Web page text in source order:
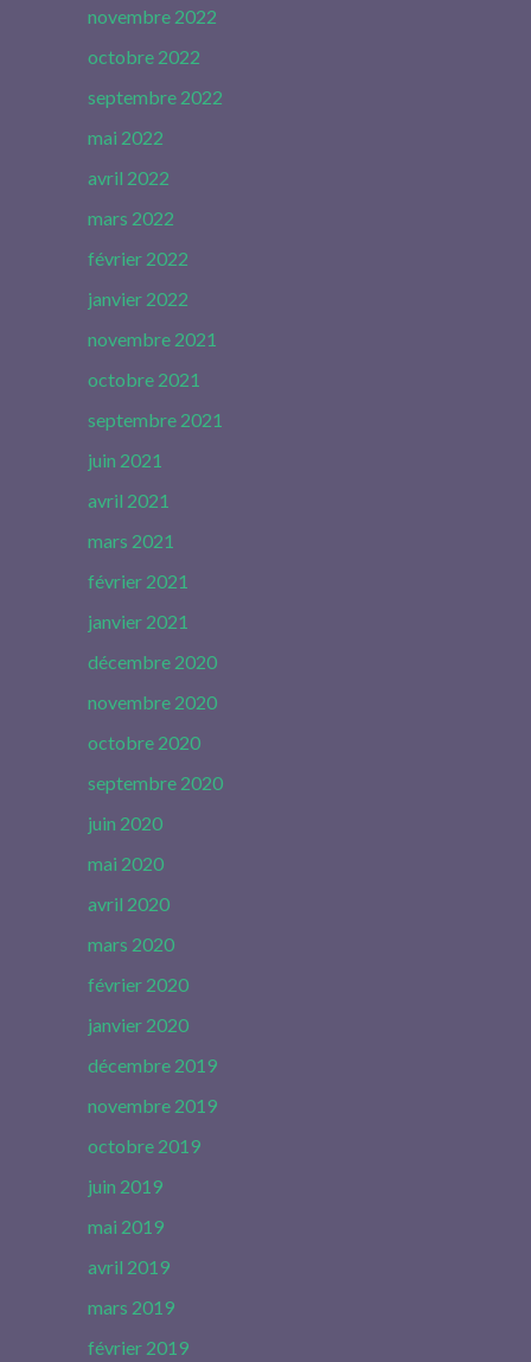
novembre 2022
octobre 2022
septembre 2022
mai 2022
avril 2022
mars 2022
février 2022
janvier 2022
novembre 2021
octobre 2021
septembre 2021
juin 2021
avril 2021
mars 2021
février 2021
janvier 2021
décembre 2020
novembre 2020
octobre 2020
septembre 2020
juin 2020
mai 2020
avril 2020
mars 2020
février 2020
janvier 2020
décembre 2019
novembre 2019
octobre 2019
juin 2019
mai 2019
avril 2019
mars 2019
février 2019